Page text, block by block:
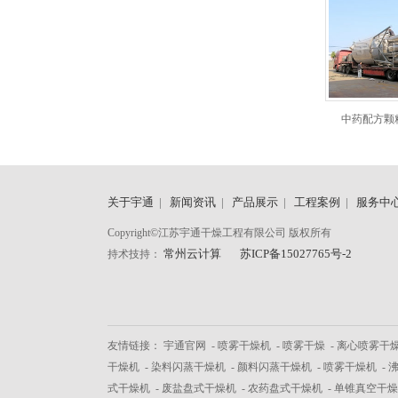
中药配方
关于宇通 | 新闻资讯| 产品展示| 工程案例 | 服务中
Copyright©江苏宇通干燥工程有限公司 版权所有
持术技持： 常州云计算 苏ICP备15027765号-2
友情链接： 宇通官网 - 喷雾干燥机- 喷雾干燥- 离心喷雾干
干燥机- 染料闪蒸干燥机- 颜料闪蒸干燥机- 喷雾干燥机-
式干燥机- 废盐盘式干燥机- 农药盘式干燥机- 单锥真空干